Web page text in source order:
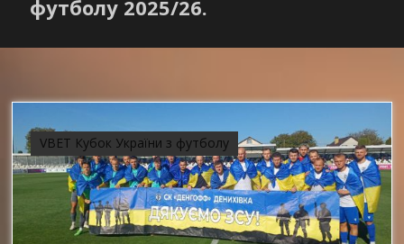
футболу 2025/26.
VBET Кубок України з футболу